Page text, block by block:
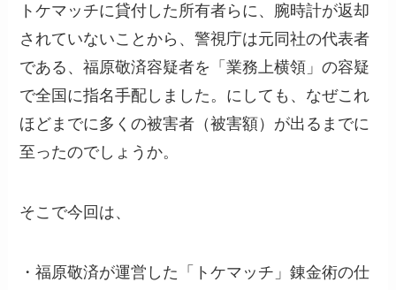
トケマッチに貸付した所有者らに、腕時計が返却
されていないことから、警視庁は元同社の代表者
である、福原敬済容疑者を「業務上横領」の容疑
で全国に指名手配しました。にしても、なぜこれ
ほどまでに多くの被害者（被害額）が出るまでに
至ったのでしょうか。
そこで今回は、
・福原敬済が運営した「トケマッチ」錬金術の仕